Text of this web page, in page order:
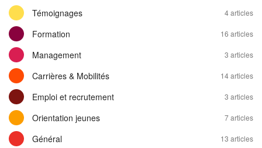
Témoignages 4 articles
Formation 16 articles
Management 3 articles
Carrières & Mobilités 14 articles
Emploi et recrutement 3 articles
Orientation jeunes 7 articles
Général 13 articles